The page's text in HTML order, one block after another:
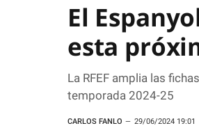
El
esta
La RFEF amplia las
temporada 2024-25
CARLOS FANLO 29/06/2024 19:01